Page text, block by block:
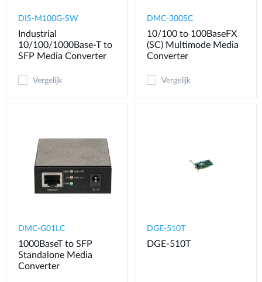
DIS-M100G-SW
Industrial
10/100/1000Base-T to
SFP Media Converter
Vergelijk
DMC-300SC
10/100 to 100BaseFX
(SC) Multimode Media
Converter
Vergelijk
DMC-G01LC
1000BaseT to SFP
Standalone Media
Converter
DGE-510T
DGE-510T